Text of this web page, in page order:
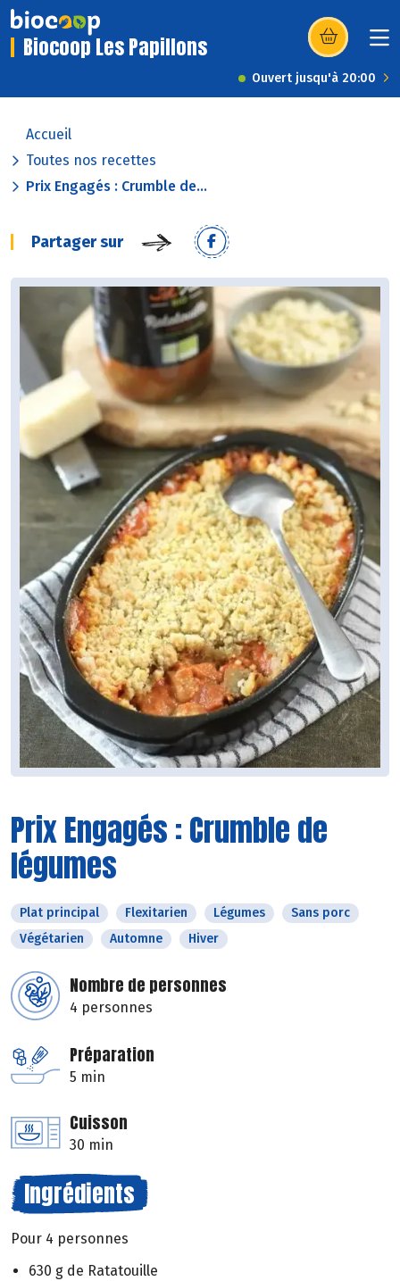
Biocoop Les Papillons (s’ouvre dans
Ouvert jusqu'à 20:00
Accueil
Toutes nos recettes
Prix Engagés : Crumble de...
Partager sur
Prix Engagés : Crumble de
légumes
Plat principal Flexitarien Légumes
Sans porc
Végétarien
Automne Hiver
Nombre de personnes
4 personnes
Préparation
5 min
Cuisson
30 min
Ingrédients
Pour 4 personnes
630 g de Ratatouille